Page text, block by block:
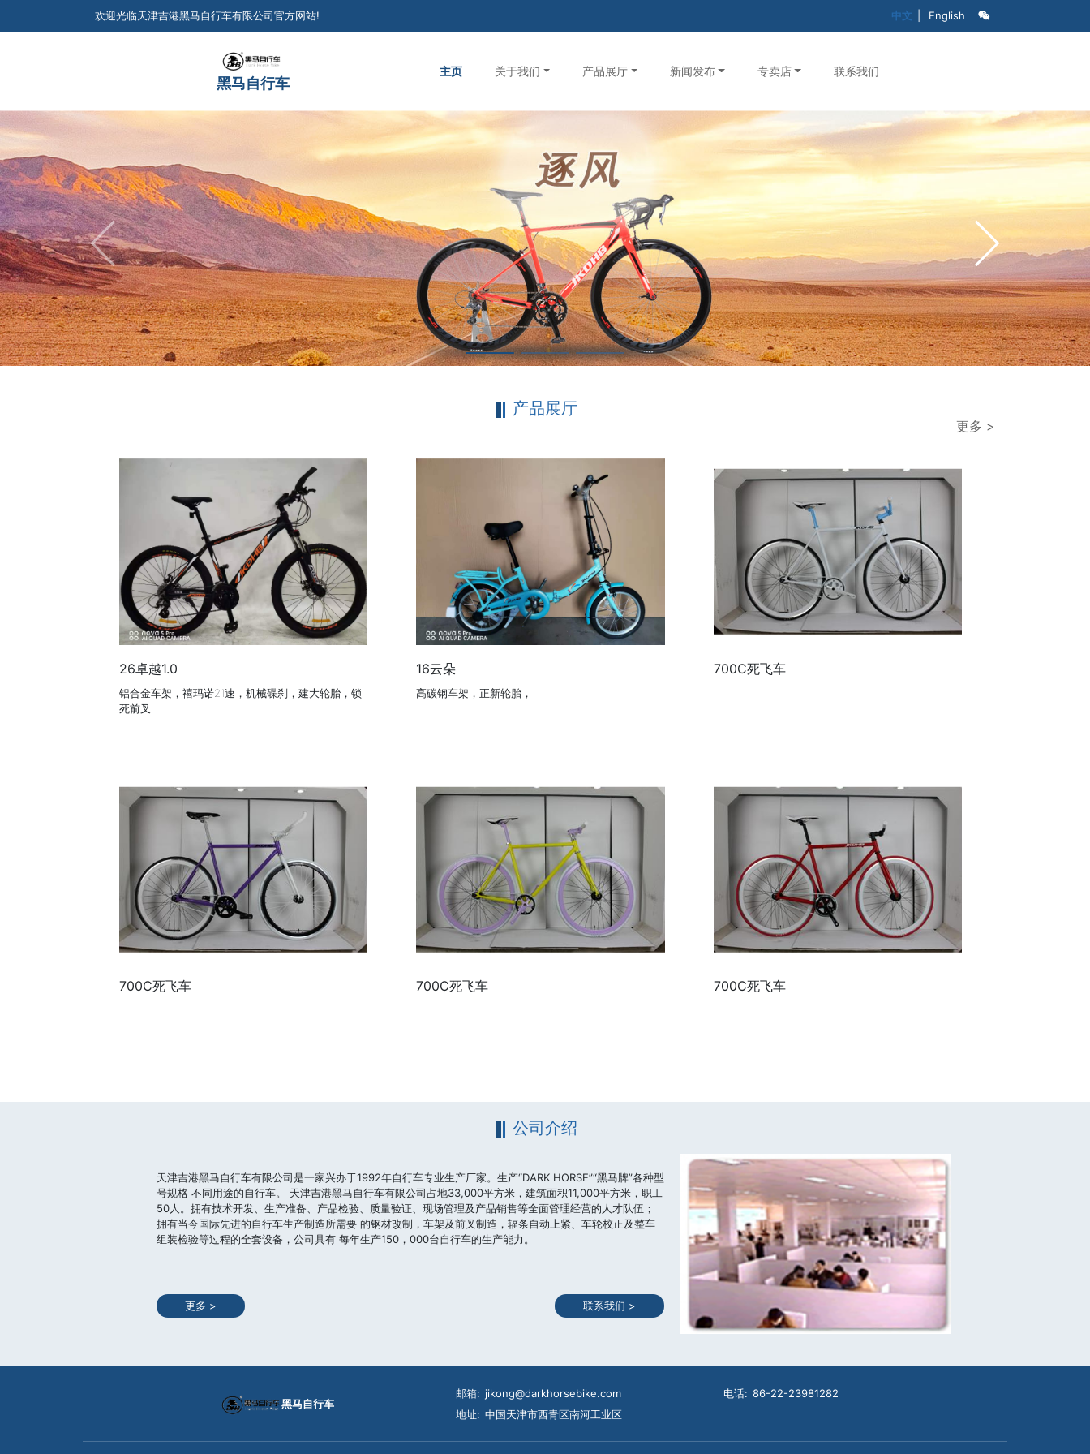
欢迎光临天津吉港黑马自行车有限公司官方网站! 中文 English
黑马自行车
主页 关于我们 产品展厅 新闻发布 专卖店 联系我们
产品展厅
更多 >
26卓越1.0
铝合金车架，禧玛诺21速，机械碟刹，建大轮胎，锁
死前叉
16云朵
高碳钢车架，正新轮胎，
700C死飞车
700C死飞车 700C死飞车 700C死飞车
公司介绍
天津吉港黑马自行车有限公司是一家兴办于1992年自行车专业生产厂家。生产“DARK HORSE”“黑马牌”各种型
号规格 不同用途的自行车。 天津吉港黑马自行车有限公司占地33,000平方米，建筑面积11,000平方米，职工
50人。拥有技术开发、生产准备、产品检验、质量验证、现场管理及产品销售等全面管理经营的人才队伍；
拥有当今国际先进的自行车生产制造所需要 的钢材改制，车架及前叉制造，辐条自动上紧、车轮校正及整车
组装检验等过程的全套设备，公司具有 每年生产150，000台自行车的生产能力。
更多 > 联系我们 >
黑马自行车
邮箱: jikong@darkhorsebike.com 电话: 86-22-23981282
地址: 中国天津市西青区南河工业区